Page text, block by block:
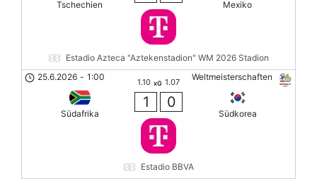
Tschechien Mexiko
Estadio Azteca "Aztekenstadion" WM 2026 Stadion
Weltmeisterschaften
25.6.2026 - 1:00
Südafrika
1.10 xG 1.07
1 0
Südkorea
Estadio BBVA